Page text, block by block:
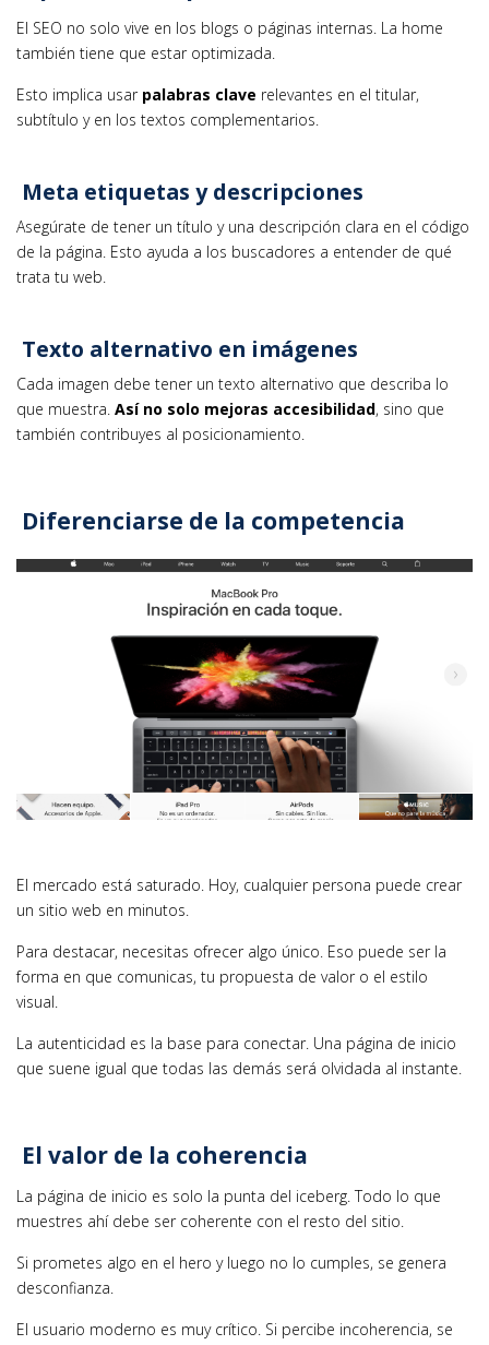
El SEO no solo vive en los blogs o páginas internas. La home
también tiene que estar optimizada.
Esto implica usar palabras clave relevantes en el titular,
subtítulo y en los textos complementarios.
Meta etiquetas y descripciones
Asegúrate de tener un título y una descripción clara en el código
de la página. Esto ayuda a los buscadores a entender de qué
trata tu web.
Texto alternativo en imágenes
Cada imagen debe tener un texto alternativo que describa lo
que muestra. Así no solo mejoras accesibilidad, sino que
también contribuyes al posicionamiento.
Diferenciarse de la competencia
El mercado está saturado. Hoy, cualquier persona puede crear
un sitio web en minutos.
Para destacar, necesitas ofrecer algo único. Eso puede ser la
forma en que comunicas, tu propuesta de valor o el estilo
visual.
La autenticidad es la base para conectar. Una página de inicio
que suene igual que todas las demás será olvidada al instante.
El valor de la coherencia
La página de inicio es solo la punta del iceberg. Todo lo que
muestres ahí debe ser coherente con el resto del sitio.
Si prometes algo en el hero y luego no lo cumples, se genera
desconfianza.
El usuario moderno es muy crítico. Si percibe incoherencia, se